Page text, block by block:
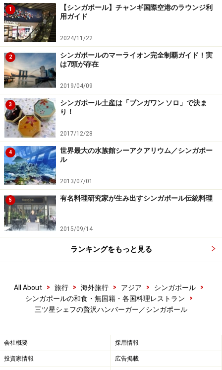
肉の旨味だけで勝負するという感じの、ミニマムな味付
けで、塩味も控えめ。そして、ドライエイジングしたと
言う、このお肉が、本当に美味しいんです。生でも食べ
られるような、いいお肉なのでしょう、中はレア。
まるでお肉のタルタルステーキを食べているような感じ
で、しっとり、まったりしたレアな部分と、火の通った
所から出て来る、じゅわっとジューシーな、肉汁が合わ
さって、最高です。
レストランで食べるような上質なお肉に、大満足でし
た。
税・サービス料別で、ハンバーガーにしては結構なお値
段になってしまいますが、 肉食系の方に、オススメで
す。
また、自分で好きな素材を選んでオリジナルのハンバー
ガーを作れる、「ブルーノシェフに挑戦！というオーダ
ーもできるので、三ツ星以上をつけたくなるような？新
オーチャードのPACIFIC PLAZAという、アクセスの良い
場所にあるので、観光の合間の一休みに、いかがでしょ
＜DATA＞
■& made
1
【シンガポール】チャンギ国際空港のラウンジ利
用ガイド
2024/11/22
2
シンガポールのマーライオン完全制覇ガイド！実
は7頭が存在
2019/04/09
3
シンガポール土産は「ブンガワン ソロ」で決ま
り！
2017/12/28
4
世界最大の水族館シーアクアリウム／シンガポー
ル
2013/07/01
5 有名料理研究家が生み出すシンガポール伝統料理
2015/09/14
ランキングをもっと見る
All About > 旅行 > 海外旅行 > アジア > シンガポール
>
シンガポールの和食・無国籍・各国料理レストラン
>
三ツ星シェフの贅沢ハンバーガー／シンガポール
会社概要 採用情報
投資家情報 広告掲載